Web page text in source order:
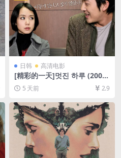
日韩 高清电影
[精彩的一天]멋진 하루 (2008)
[百度网盘+夸克网盘1080P超
清未删减资源][网盘在线播放/
5 天前 2.9